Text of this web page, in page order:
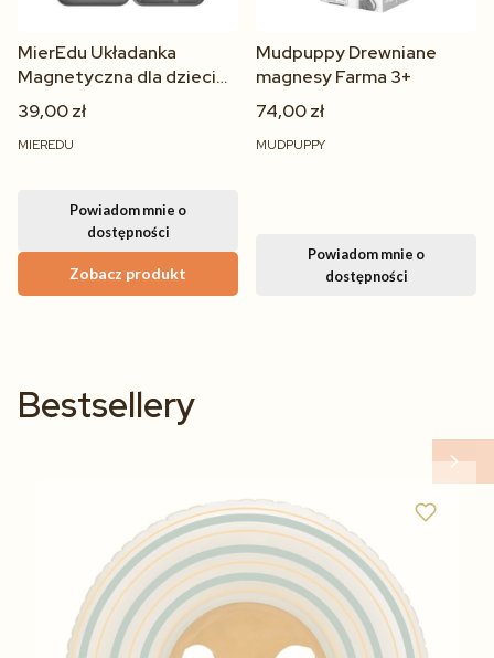
MierEdu Układanka
Magnetyczna dla dzieci
od 3 lat
39,00 zł
MIEREDU
Zobacz produkt
Powiadom mnie o
dostępności
Mudpuppy Drewniane
magnesy Farma 3+
74,00 zł
MUDPUPPY
Powiadom mnie o
dostępności
Bestsellery